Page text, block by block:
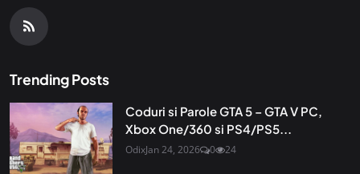
Trending Posts
Coduri si Parole GTA 5 – GTA V PC,
Xbox One/360 si PS4/PS5...
OdixJan 24, 2026 0 24